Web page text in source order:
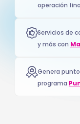
operación
Servicios de
y más con
Genera
programa